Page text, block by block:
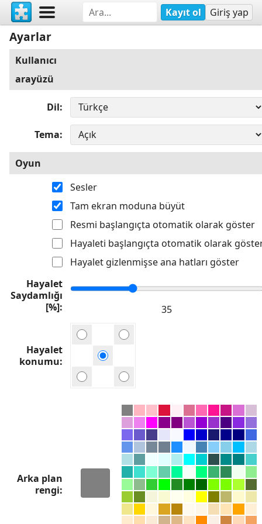
Kayıt ol Giriş yap
Ayarlar
Kullanıcı
arayüzü
Dil
Tema
Oyun
Sesler
Tam ekran moduna büyüt
Resmi başlangıçta otomatik olarak göster
Hayaleti başlangıçta otomatik olarak
Hayalet gizlenmişse ana hatları göster
Hayalet
Saydamlığı
[%]
Hayalet
konumu
Arka plan
rengi